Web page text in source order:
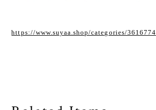
https://www.suyaa.shop/categories/3616774